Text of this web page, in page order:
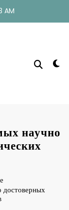
AM
научно
достоверных